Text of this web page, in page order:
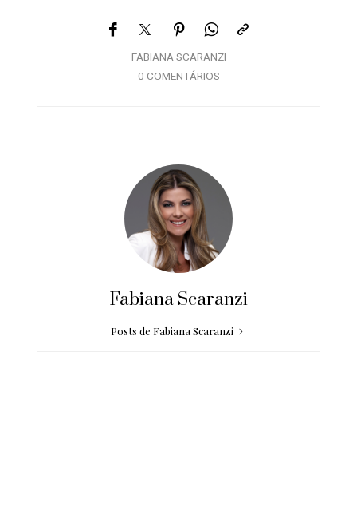
FABIANA SCARANZI
0 COMENTÁRIOS
Fabiana Scaranzi
Posts de Fabiana Scaranzi